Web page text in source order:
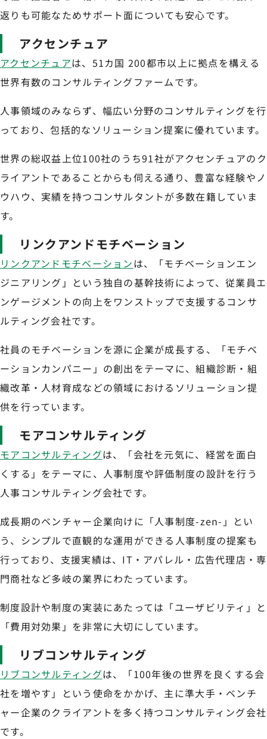
返りも可能なためサポート面についても安心です。
アクセンチュア
アクセンチュアは、51カ国 200都市以上に拠点を構える
世界有数のコンサルティングファームです。
人事領域のみならず、幅広い分野のコンサルティングを行
っており、包括的なソリューション提案に優れています。
世界の総収益上位100社のうち91社がアクセンチュアのク
ライアントであることからも伺える通り、豊富な経験やノ
ウハウ、実績を持つコンサルタントが多数在籍していま
す。
リンクアンドモチベーション
リンクアンドモチベーションは、「モチベーションエン
ジニアリング」という独自の基幹技術によって、従業員エ
ンゲージメントの向上をワンストップで支援するコンサ
ルティング会社です。
社員のモチベーションを源に企業が成長する、「モチベ
ーションカンパニー」の創出をテーマに、組織診断・組
織改革・人材育成などの領域におけるソリューション提
供を行っています。
モアコンサルティング
モアコンサルティングは、「会社を元気に、経営を面白
くする」をテーマに、人事制度や評価制度の設計を行う
人事コンサルティング会社です。
成長期のベンチャー企業向けに「人事制度-zen-」とい
う、シンプルで直観的な運用ができる人事制度の提案も
行っており、支援実績は、IT・アパレル・広告代理店・専
門商社など多岐の業界にわたっています。
制度設計や制度の実装にあたっては「ユーザビリティ」と
「費用対効果」を非常に大切にしています。
リブコンサルティング
リブコンサルティングは、「100年後の世界を良くする会
社を増やす」という使命をかかげ、主に準大手・ベンチ
ャー企業のクライアントを多く持つコンサルティング会社
です。